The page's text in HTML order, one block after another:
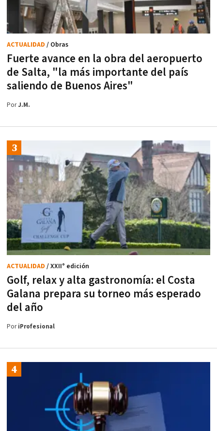
Fuerte avance en la obra del aeropuerto
de Salta, "la más importante del país
saliendo de Buenos Aires"
ACTUALIDAD / Obras
PorJ.M.
Golf, relax y alta gastronomía: el Costa
Galana prepara su torneo más esperado
del año
ACTUALIDAD / XXII° edición
PoriProfesional